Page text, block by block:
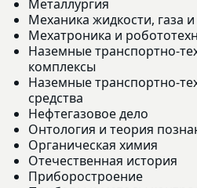
Металлургия
Механика жидкости, газа
Мехатроника и
Наземные транспортно-
комплексы
Наземные транспортно-
средства
Нефтегазовое дело
Онтология и теория
Органическая химия
Отечественная история
Приборостроение